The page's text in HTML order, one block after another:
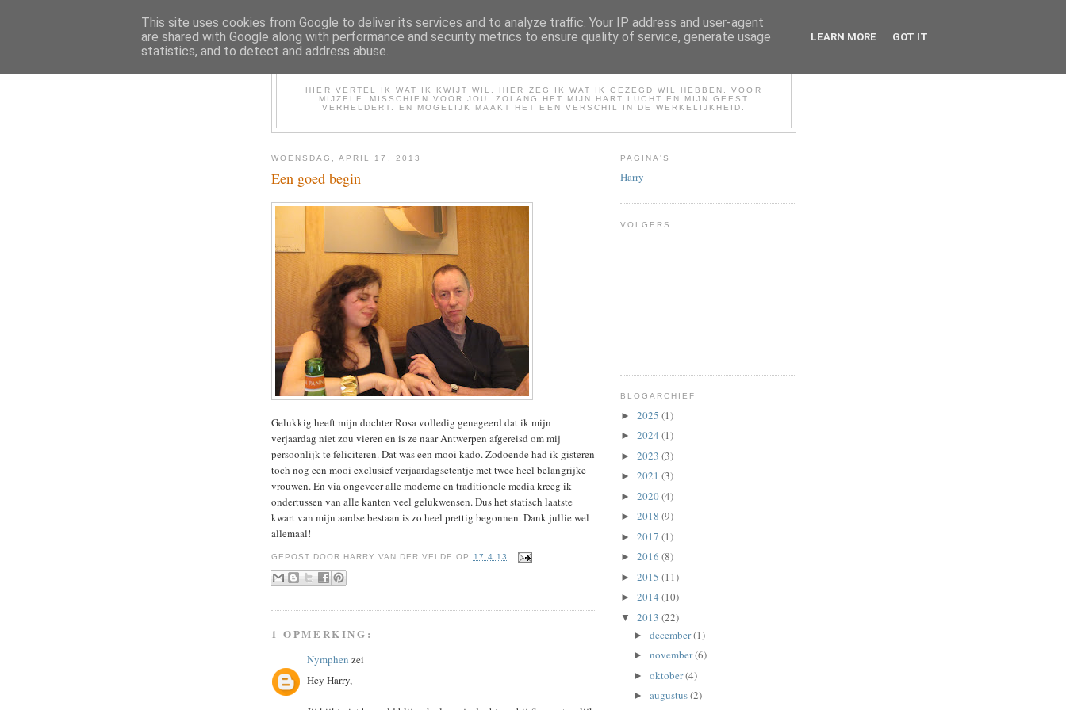
HIER VERTEL IK WAT IK KWIJT WIL. HIER ZEG IK WAT IK GEZEGD WIL HEBBEN. VOOR
MIJZELF. MISSCHIEN VOOR JOU. ZOLANG HET MIJN HART LUCHT EN MIJN GEEST
VERHELDERT. EN MOGELIJK MAAKT HET EEN VERSCHIL IN DE WERKELIJKHEID.
WOENSDAG, APRIL 17, 2013
Een goed begin
Gelukkig heeft mijn dochter Rosa volledig genegeerd dat ik mijn
verjaardag niet zou vieren en is ze naar Antwerpen afgereisd om mij
persoonlijk te feliciteren. Dat was een mooi kado. Zodoende had ik gisteren
toch nog een mooi exclusief verjaardagsetentje met twee heel belangrijke
vrouwen. En via ongeveer alle moderne en traditionele media kreeg ik
ondertussen van alle kanten veel gelukwensen. Dus het statisch laatste
kwart van mijn aardse bestaan is zo heel prettig begonnen. Dank jullie wel
allemaal!
GEPOST DOOR HARRY VAN DER VELDE OP 17.4.13
1 OPMERKING:
Nymphen zei
Hey Harry,
PAGINA'S
Harry
VOLGERS
BLOGARCHIEF
► 2025 (1)
► 2024 (1)
► 2023 (3)
► 2021 (3)
► 2020(4)
► 2018 (9)
► 2017 (1)
► 2016 (8)
► 2015 (11)
► 2014 (10)
▼ 2013 (22)
► december(1)
► november(6)
► oktober(4)
► augustus(2)
This site uses cookies from Google to deliver its services and to analyze traffic. Your IP address and user-agent
are shared with Google along with performance and security metrics to ensure quality of service, generate usage
statistics, and to detect and address abuse.
LEARN MORE GOT IT